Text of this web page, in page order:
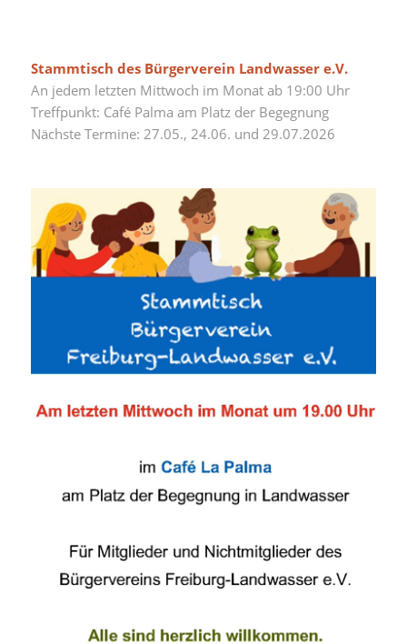
Stammtisch des Bürgerverein Landwasser e.V.
An jedem letzten Mittwoch im Monat ab 19:00 Uhr
Treffpunkt: Café Palma am Platz der Begegnung
Nächste Termine: 27.05., 24.06. und 29.07.2026